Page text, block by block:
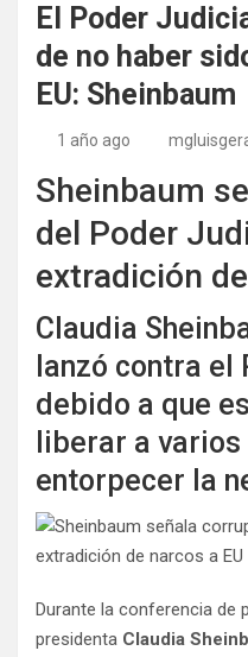
El Poder
de no haber
EU: Sheinbaum
1 año ago
Sheinbaum
del Poder
extradición
Claudia
lanzó contra el
debido a que
liberar a
entorpecer la
Durante la conferencia de
presidenta Claudia